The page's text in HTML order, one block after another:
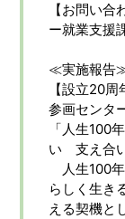
【お問い
ー就業支援
≪実施報告
【設立20
参画センタ
「人生100
い 支え合
人生100
らしく生き
える契機と